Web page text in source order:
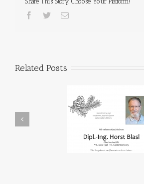
Related Posts
Den